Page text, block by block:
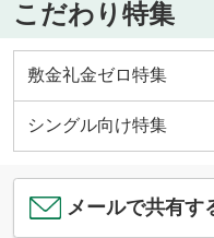
こだわり特集
敷金礼金ゼロ特集
シングル向け特集
メールで共有す